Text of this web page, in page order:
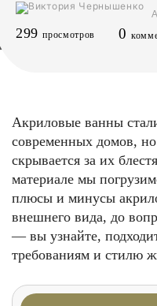
299 просмотров 0
Акриловые ванны
современных домов,
скрывается за их
материале мы
плюсы и минусы
внешнего вида, до
— вы узнайте,
требованиям и стилю